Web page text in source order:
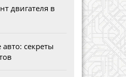
двигателя в
секреты